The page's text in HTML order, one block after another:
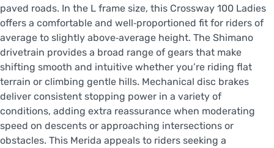
paved roads. In the L frame size, this Crossway 100 Ladies
offers a comfortable and well‑proportioned fit for riders of
average to slightly above‑average height. The Shimano
drivetrain provides a broad range of gears that make
shifting smooth and intuitive whether you’re riding flat
terrain or climbing gentle hills. Mechanical disc brakes
deliver consistent stopping power in a variety of
conditions, adding extra reassurance when moderating
speed on descents or approaching intersections or
obstacles. This Merida appeals to riders seeking a